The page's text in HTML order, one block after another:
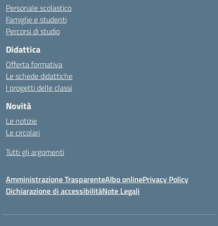
Personale scolastico
Famiglie e studenti
Percorsi di studio
Didattica
Offerta formativa
Le schede didattiche
I progetti delle classi
Novità
Le notizie
Le circolari
Tutti gli argomenti
Amministrazione TrasparenteAlbo onlinePrivacy Policy
Dichiarazione di accessibilitàNote Legali